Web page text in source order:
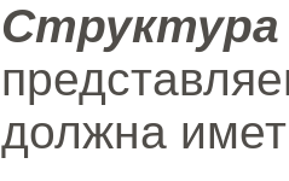
должна